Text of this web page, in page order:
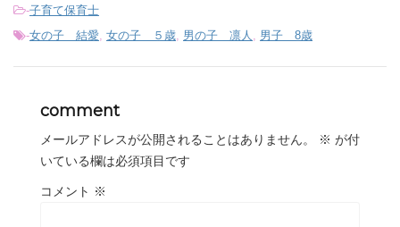
-子育て保育士
-女の子 結愛, 女の子 ５歳, 男の子 凛人 , 男子 8歳
comment
メールアドレスが公開されることはありません。 ※ が付
いている欄は必須項目です
コメント ※